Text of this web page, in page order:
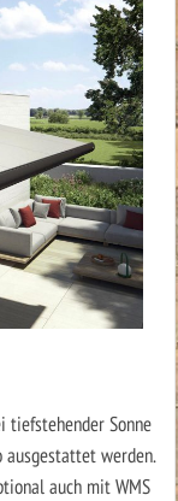
tiefstehender Sonne
werden.
auch mit WMS